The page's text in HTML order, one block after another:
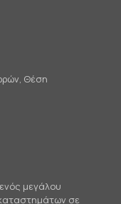
Θέση
μεγάλου
σε